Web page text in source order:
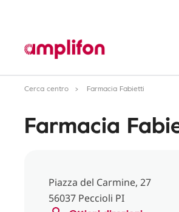
Cerca centro Farmacia Fabietti
Farmacia
Piazza del Carmine, 27
56037 Peccioli PI